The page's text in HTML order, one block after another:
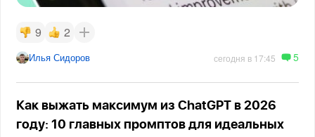
9 2
Илья Сидоров сегодня в 17:45 5
Как выжать максимум из ChatGPT в 2026
году: 10 главных промптов для идеальных